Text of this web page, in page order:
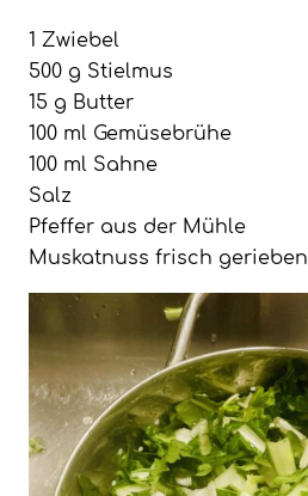
1 Zwiebel
500 g Stielmus
15 g Butter
100 ml Gemüsebrühe
100 ml Sahne
Salz
Pfeffer aus der Mühle
Muskatnuss frisch gerieben